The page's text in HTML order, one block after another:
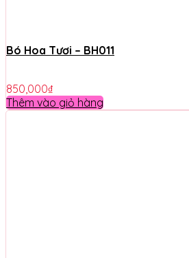
Bó Hoa Tươi – BH011
850,000₫
Thêm vào giỏ hàng